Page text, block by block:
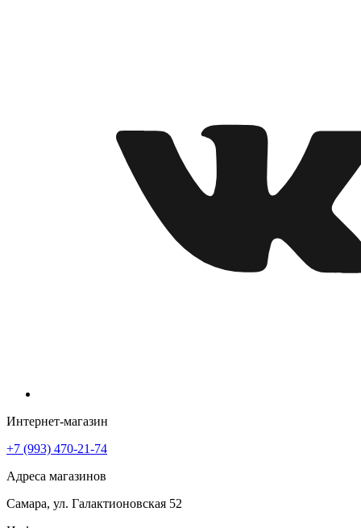
Интернет-магазин
+7 (993) 470-21-74
Адреса магазинов
Самара, ул. Галактионовская 52